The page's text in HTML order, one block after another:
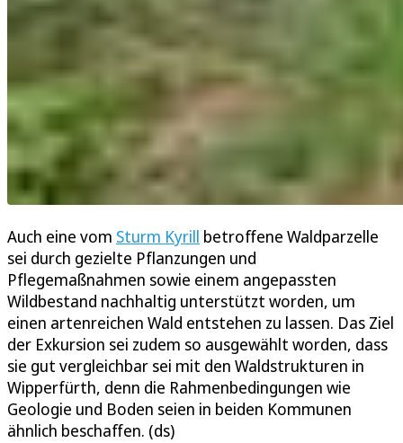
Auch eine vom Sturm Kyrill betroffene Waldparzelle
sei durch gezielte Pflanzungen und
Pflegemaßnahmen sowie einem angepassten
Wildbestand nachhaltig unterstützt worden, um
einen artenreichen Wald entstehen zu lassen. Das Ziel
der Exkursion sei zudem so ausgewählt worden, dass
sie gut vergleichbar sei mit den Waldstrukturen in
Wipperfürth, denn die Rahmenbedingungen wie
Geologie und Boden seien in beiden Kommunen
ähnlich beschaffen. (ds)